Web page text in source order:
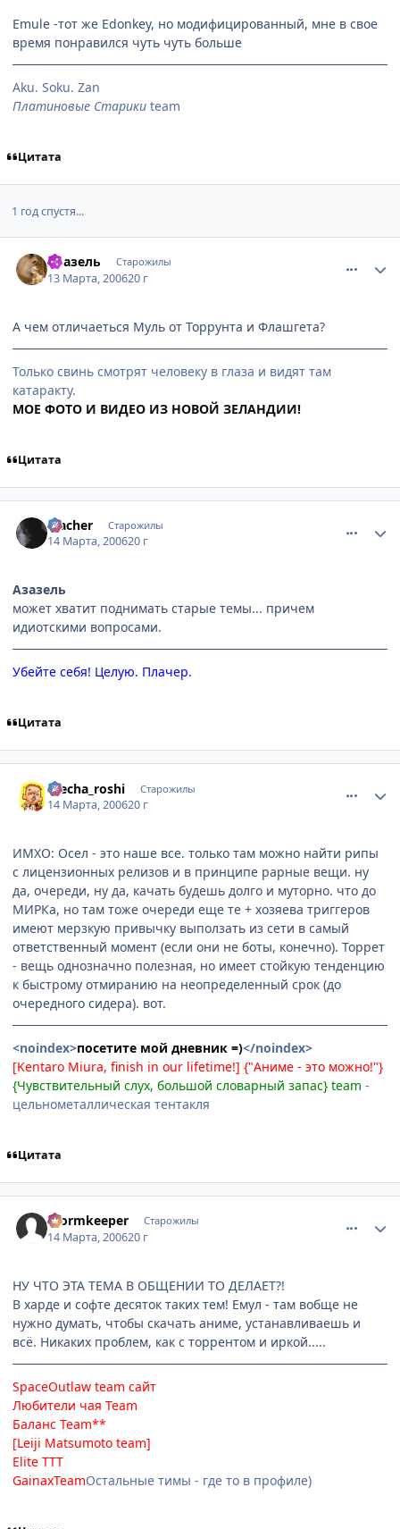
Emule -тот же Edonkey, но модифицированный, мне в свое
время понравился чуть чуть больше
Aku. Soku. Zan
Платиновые Старики team
Цитата
1 год спустя...
Азазель Старожилы
13 Марта, 200620 г
А чем отличаеться Муль от Торрунта и Флашгета?
Только свинь смотрят человеку в глаза и видят там
катаракту.
МОЕ ФОТО И ВИДЕО ИЗ НОВОЙ ЗЕЛАНДИИ!
Цитата
Placher Старожилы
14 Марта, 200620 г
Азазель
может хватит поднимать старые темы... причем
идиотскими вопросами.
Убейте себя! Целую. Плачер.
Цитата
mecha_roshi Старожилы
14 Марта, 200620 г
ИМХО: Осел - это наше все. только там можно найти рипы
с лицензионных релизов и в принципе рарные вещи. ну
да, очереди, ну да, качать будешь долго и муторно. что до
МИРКа, но там тоже очереди еще те + хозяева триггеров
имеют мерзкую привычку выползать из сети в самый
ответственный момент (если они не боты, конечно). Торрет
- вещь однозначно полезная, но имеет стойкую тенденцию
к быстрому отмиранию на неопределенный срок (до
очередного сидера). вот.
<noindex>посетите мой дневник =)</noindex>
[Kentaro Miura, finish in our lifetime!] {"Аниме - это можно!"}
{Чувствительный слух, большой словарный запас} team -
цельнометаллическая тентакля
Цитата
Wormkeeper Старожилы
14 Марта, 200620 г
НУ ЧТО ЭТА ТЕМА В ОБЩЕНИИ ТО ДЕЛАЕТ?!
В харде и софте десяток таких тем! Емул - там вобще не
нужно думать, чтобы скачать аниме, устанавливаешь и
всё. Никаких проблем, как с торрентом и иркой.....
SpaceOutlaw team сайт
Любители чая Team
Баланс Team**
[Leiji Matsumoto team]
Elite TTT
GainaxTeamОстальные тимы - где то в профиле)